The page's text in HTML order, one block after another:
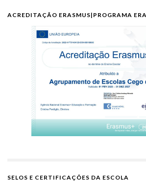
ACREDITAÇÃO ERASMUS|PROGRAMA
SELOS E CERTIFICAÇÕES DA ESCOLA